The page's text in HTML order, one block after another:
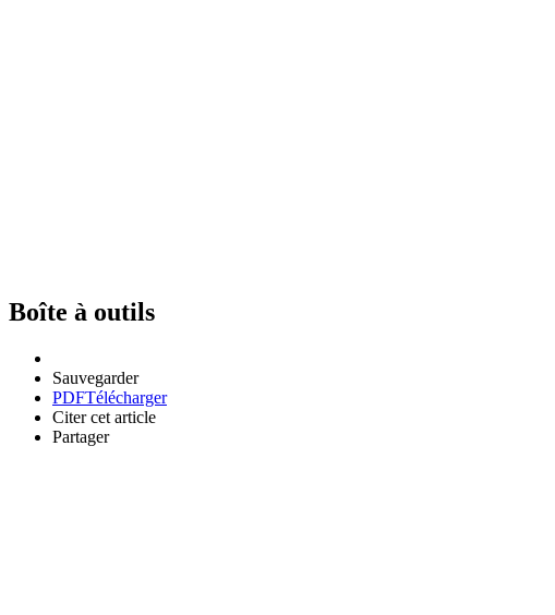
Boîte à outils
Sauvegarder
PDFTélécharger
Citer cet article
Partager